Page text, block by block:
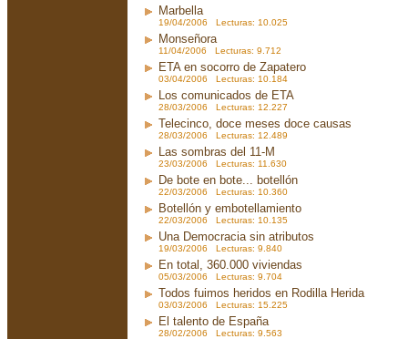
Marbella
19/04/2006 Lecturas: 10.025
Monseñora
11/04/2006 Lecturas: 9.712
ETA en socorro de Zapatero
03/04/2006 Lecturas: 10.184
Los comunicados de ETA
28/03/2006 Lecturas: 12.227
Telecinco, doce meses doce causas
28/03/2006 Lecturas: 12.489
Las sombras del 11-M
23/03/2006 Lecturas: 11.630
De bote en bote... botellón
22/03/2006 Lecturas: 10.360
Botellón y embotellamiento
22/03/2006 Lecturas: 10.135
Una Democracia sin atributos
19/03/2006 Lecturas: 9.840
En total, 360.000 viviendas
05/03/2006 Lecturas: 9.704
Todos fuimos heridos en Rodilla Herida
03/03/2006 Lecturas: 15.225
El talento de España
28/02/2006 Lecturas: 9.563